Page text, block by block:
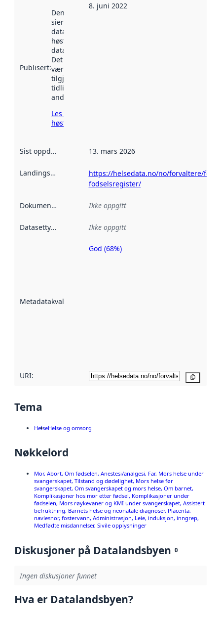
Publisert:
Denne datoen
sier når
datasettet ble
høstet av
data.norge.no.
Det kan ha
vært
tilgjengelig
tidligere
andre steder.
Les mer om
høsting her
8. juni 2022
Sist oppdatert 13. mars 2026
Landingsside
https://helsedata.no/no/forvaltere/
fodselsregister/
Dokumentasjon Ikke oppgitt
Datasettype Ikke oppgitt
Metadatakvalitet
Metadatakvalitet
God (68%)
URI:
Tema
HelseHelse og omsorg
Nøkkelord
Mor, Abort, Om fødselen, Anestesi/analgesi, Far, Mors helse under
svangerskapet, Tilstand og dødelighet, Mors helse før
svangerskapet, Om svangerskapet og mors helse, Om barnet,
Komplikasjoner hos mor etter fødsel, Komplikasjoner under
fødselen, Mors røykevaner og KMI under svangerskapet, Assistert
befruktning, Barnets helse og neonatale diagnoser, Placenta,
navlesnor, fostervann, Administrasjon, Leie, induksjon, inngrep,
Medfødte misdannelser, Sivile opplysninger
Diskusjoner på Datalandsbyen 0
Ingen diskusjoner funnet
Hva er Datalandsbyen?